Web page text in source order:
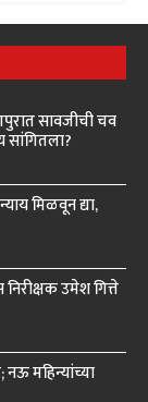
सावजीची चव
मिळवून द्या,
उमेश गित्ते
महिन्यांच्या